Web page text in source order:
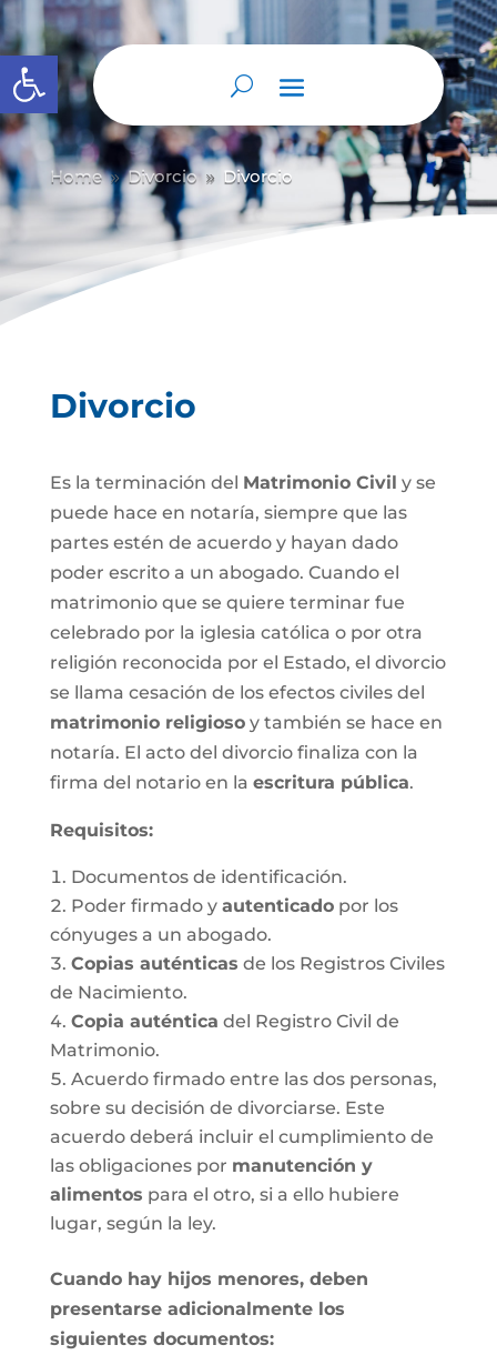
Abrir barra de herramientas
Home 9 Divorcio 9 Divorcio
Divorcio
Es la terminación del Matrimonio Civil y se
puede hace en notaría, siempre que las
partes estén de acuerdo y hayan dado
poder escrito a un abogado. Cuando el
matrimonio que se quiere terminar fue
celebrado por la iglesia católica o por otra
religión reconocida por el Estado, el divorcio
se llama cesación de los efectos civiles del
matrimonio religiosoy también se hace en
notaría. El acto del divorcio finaliza con la
firma del notario en la escritura pública.
Requisitos:
Documentos de identificación.
Poder firmado y autenticadopor los
cónyuges a un abogado.
Copias auténticas de los Registros Civiles
de Nacimiento.
Copia auténtica del Registro Civil de
Matrimonio.
Acuerdo firmado entre las dos personas,
sobre su decisión de divorciarse. Este
acuerdo deberá incluir el cumplimiento de
las obligaciones por manutención y
alimentos para el otro, si a ello hubiere
lugar, según la ley.
Cuando hay hijos menores, deben
presentarse adicionalmente los
siguientes documentos: